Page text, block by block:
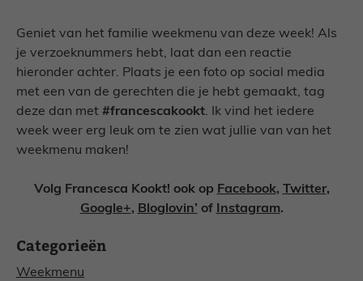
Geniet van het familie weekmenu van deze week! Als
je verzoeknummers hebt, laat dan een reactie
hieronder achter. Plaats je een foto op social media
met een van de gerechten die je hebt gemaakt, tag
deze dan met #francescakookt. Ik vind het iedere
week weer erg leuk om te zien wat jullie van van het
weekmenu maken!
Volg Francesca Kookt! ook op Facebook, Twitter,
Google+, Bloglovin’ of Instagram.
Categorieën
Weekmenu